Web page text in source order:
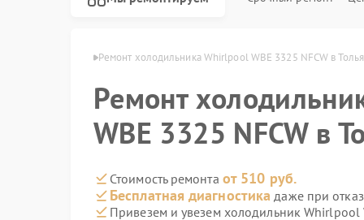
Ремонт холодильника Whirlpool WBE 3325 NFCW в
Ремонт
WBE 3325 NFCW в
Стоимость ремонта от 510 руб.
Бесплатная диагностика даже при
Привезем и увезем холодильник Whirlpool